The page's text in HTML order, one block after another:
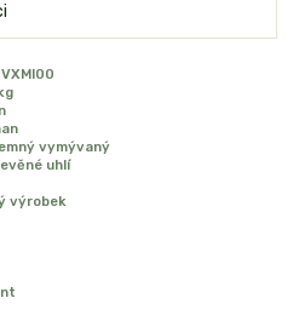
vymývaný
uhlí
výrobek